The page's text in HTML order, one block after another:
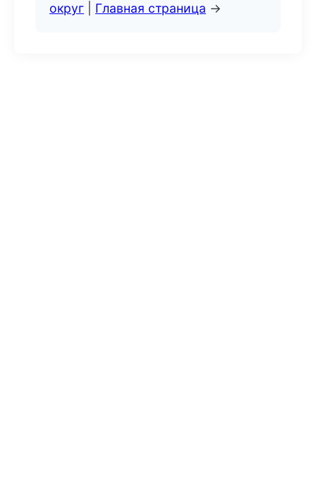
округ
Главная страница →